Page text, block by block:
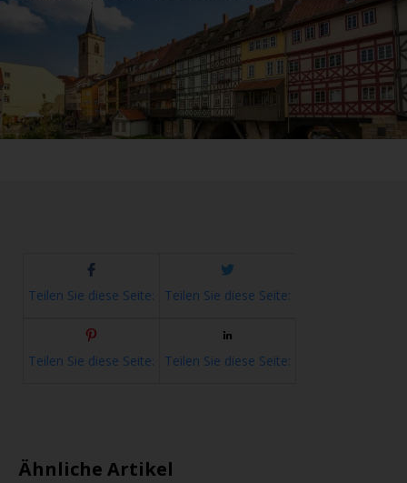
Teilen Sie diese Seite: Teilen Sie diese Seite:
Teilen Sie diese Seite: Teilen Sie diese Seite:
Ähnliche Artikel